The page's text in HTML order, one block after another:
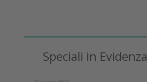
Speciali in Evidenza